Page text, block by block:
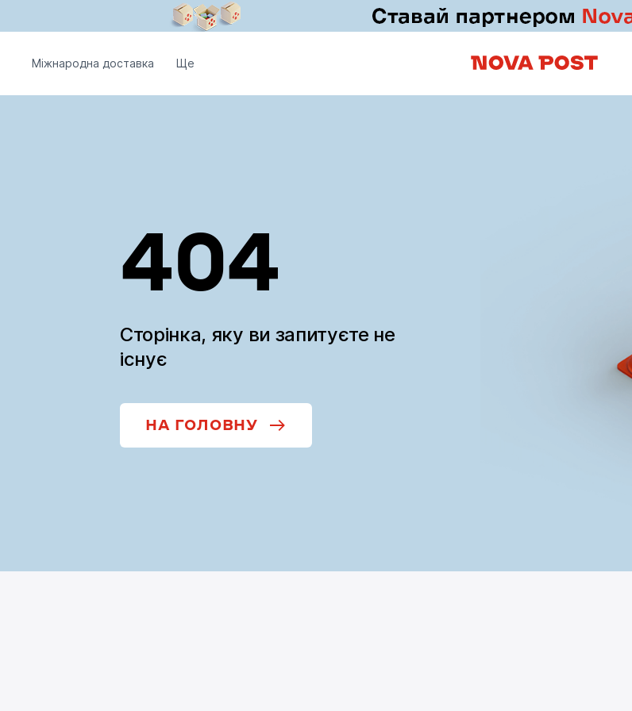
Міжнародна доставка Ще
404
Сторінка, яку ви запитуєте не
існує
НА ГОЛОВНУ